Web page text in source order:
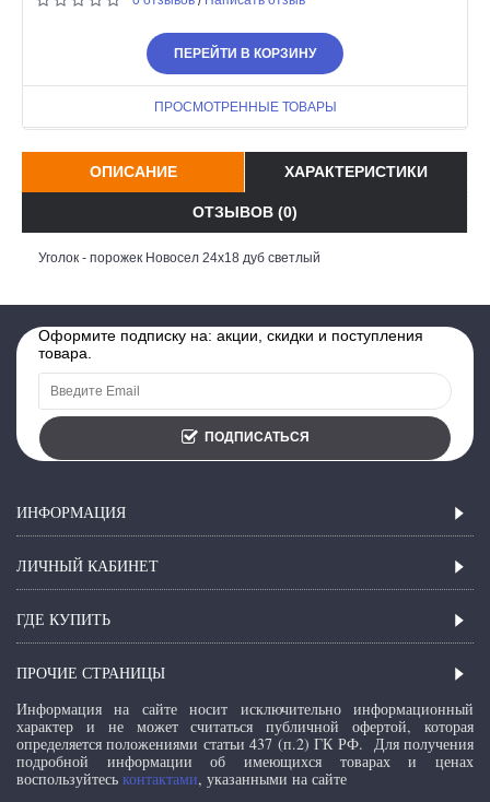
ПЕРЕЙТИ В КОРЗИНУ
ПРОСМОТРЕННЫЕ ТОВАРЫ
ОПИСАНИЕ ХАРАКТЕРИСТИКИ
ОТЗЫВОВ (0)
Уголок - порожек Новосел 24х18 дуб светлый
Оформите подписку на: акции, скидки и поступления
товара.
ПОДПИСАТЬСЯ
ИНФОРМАЦИЯ
ЛИЧНЫЙ КАБИНЕТ
ГДЕ КУПИТЬ
ПРОЧИЕ СТРАНИЦЫ
Информация на сайте носит исключительно информационный
характер и не может считаться публичной офертой, которая
определяется положениями статьи 437 (п.2) ГК РФ. Для получения
подробной информации об имеющихся товарах и ценах
воспользуйтесь контактами, указанными на сайте